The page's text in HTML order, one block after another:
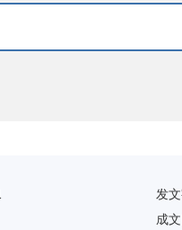
发
成